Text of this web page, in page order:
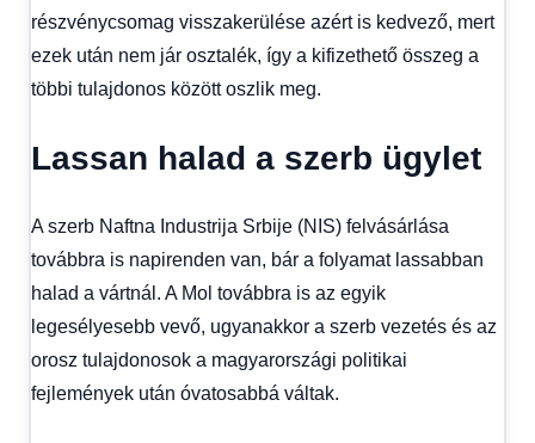
részvénycsomag visszakerülése azért is kedvező, mert
ezek után nem jár osztalék, így a kifizethető összeg a
többi tulajdonos között oszlik meg.
Lassan halad a szerb ügylet
A szerb Naftna Industrija Srbije (NIS) felvásárlása
továbbra is napirenden van, bár a folyamat lassabban
halad a vártnál. A Mol továbbra is az egyik
legesélyesebb vevő, ugyanakkor a szerb vezetés és az
orosz tulajdonosok a magyarországi politikai
fejlemények után óvatosabbá váltak.